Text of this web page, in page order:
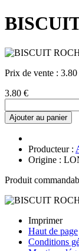
Prix de vente :
3.80 €
Ajouter au panier
Producteur :
Origine :
Produit
Imprimer
Haut de page
Conditions